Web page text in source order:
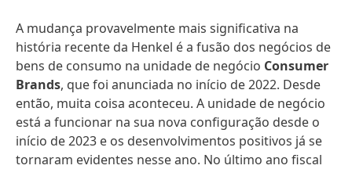
A mudança provavelmente mais significativa na
história recente da Henkel é a fusão dos negócios de
bens de consumo na unidade de negócio Consumer
Brands, que foi anunciada no início de 2022. Desde
então, muita coisa aconteceu. A unidade de negócio
está a funcionar na sua nova configuração desde o
início de 2023 e os desenvolvimentos positivos já se
tornaram evidentes nesse ano. No último ano fiscal